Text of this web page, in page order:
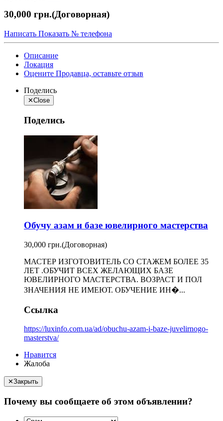
30,000 грн.(Договорная)
Написать Показать № телефона
Описание
Локация
Оцените Продавца, оставьте отзыв
Поделись
✕Close
Поделись
Обучу азам и базе ювелирного мастерства
30,000 грн.(Договорная)
МАСТЕР ИЗГОТОВИТЕЛЬ СО СТАЖЕМ БОЛЕЕ 35
ЛЕТ .ОБУЧИТ ВСЕХ ЖЕЛАЮЩИХ БАЗЕ
ЮВЕЛИРНОГО МАСТЕРСТВА. ВОЗРАСТ И ПОЛ
ЗНАЧЕНИЯ НЕ ИМЕЮТ. ОБУЧЕНИЕ ИН�...
Ссылка
https://luxinfo.com.ua/ad/obuchu-azam-i-baze-juvelirnogo-
masterstva/
Нравится
Жалоба
✕Закрыть
Почему вы сообщаете об этом объявлении?